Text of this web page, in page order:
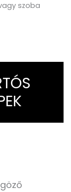
szoba